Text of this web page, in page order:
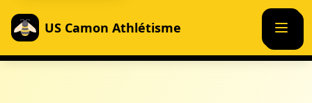
US Camon Athlétisme